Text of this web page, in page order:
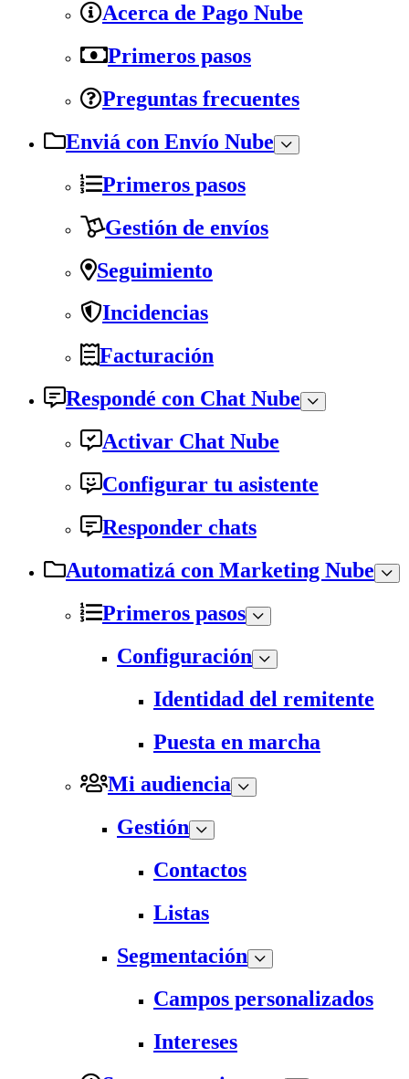
Acerca de Pago Nube
Primeros pasos
Preguntas frecuentes
Enviá con Envío Nube
Primeros pasos
Gestión de envíos
Seguimiento
Incidencias
Facturación
Respondé con Chat Nube
Activar Chat Nube
Configurar tu asistente
Responder chats
Automatizá con Marketing Nube
Primeros pasos
Configuración
Identidad del remitente
Puesta en marcha
Mi audiencia
Gestión
Contactos
Listas
Segmentación
Campos personalizados
Intereses